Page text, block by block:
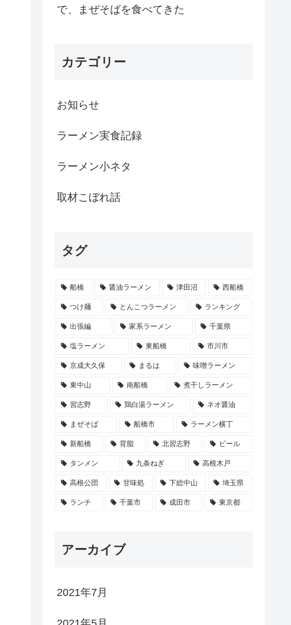
で、まぜそばを食べてきた
カテゴリー
お知らせ
ラーメン実食記録
ラーメン小ネタ
取材こぼれ話
タグ
船橋 醤油ラーメン 津田沼 西船橋
つけ麺 とんこつラーメン ランキング
出張編 家系ラーメン 千葉県
塩ラーメン 東船橋 市川市
京成大久保 まるは 味噌ラーメン
東中山 南船橋 煮干しラーメン
習志野 鶏白湯ラーメン ネオ醤油
まぜそば 船橋市 ラーメン横丁
新船橋 背脂 北習志野 ビール
タンメン 九条ねぎ 高根木戸
高根公団 甘味処 下総中山 埼玉県
ランチ 千葉市 成田市 東京都
アーカイブ
2021年7月